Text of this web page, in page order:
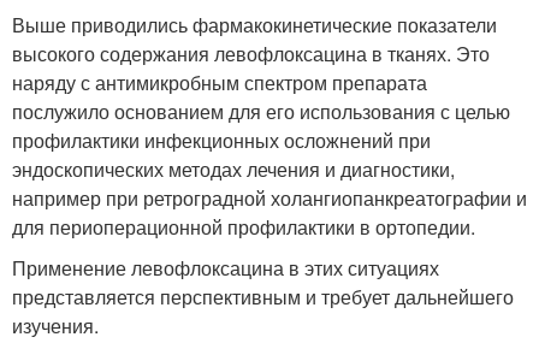
Выше приводились фармакокинетические показатели
высокого содержания левофлоксацина в тканях. Это
наряду с антимикробным спектром препарата
послужило основанием для его использования с целью
профилактики инфекционных осложнений при
эндоскопических методах лечения и диагностики,
например при ретроградной холангиопанкреатографии и
для периоперационной профилактики в ортопедии.
Применение левофлоксацина в этих ситуациях
представляется перспективным и требует дальнейшего
изучения.